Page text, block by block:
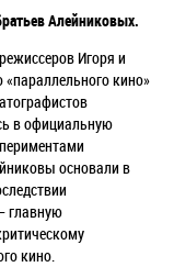
Алейниковых.
Игоря и
кино»
в официальную
основали в
главную
кино.